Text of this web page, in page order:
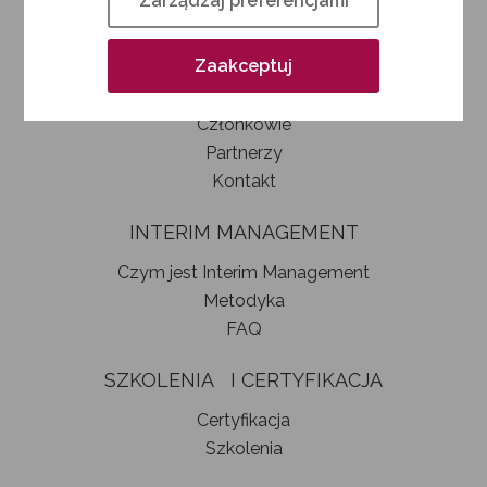
Kim jesteśmy
Jak zostać członkiem SIM
Statut stowarzyszenia
Władze
Członkowie
Partnerzy
Kontakt
INTERIM MANAGEMENT
Czym jest Interim Management
Metodyka
FAQ
SZKOLENIA I CERTYFIKACJA
Certyfikacja
Szkolenia
Zaakceptuj